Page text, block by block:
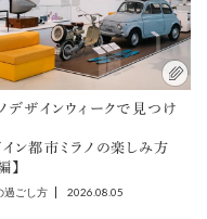
デザインウィークで見つけ
ン都市ミラノの楽しみ方
】
過ごし方 2026.08.05